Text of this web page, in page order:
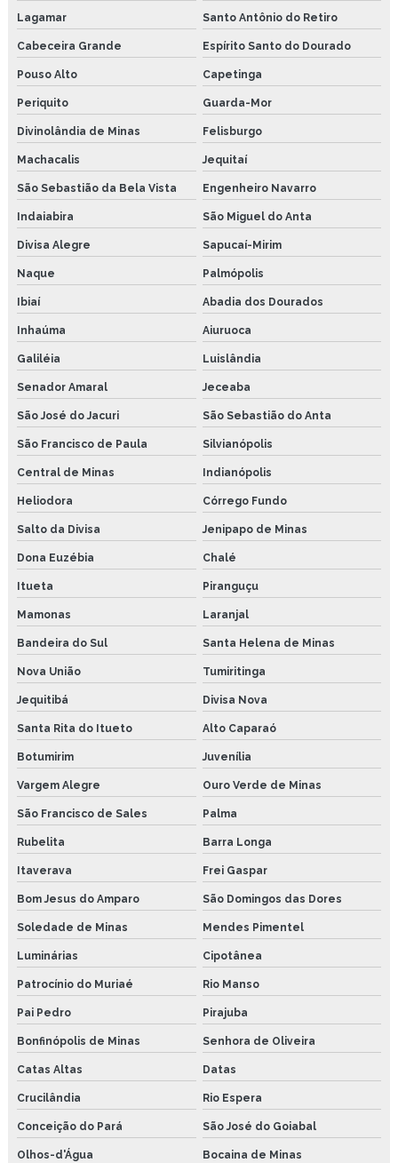
Lagamar Santo Antônio do Retiro
Cabeceira Grande Espírito Santo do Dourado
Pouso Alto Capetinga
Periquito Guarda-Mor
Divinolândia de Minas Felisburgo
Machacalis Jequitaí
São Sebastião da Bela Vista Engenheiro Navarro
Indaiabira São Miguel do Anta
Divisa Alegre Sapucaí-Mirim
Naque Palmópolis
Ibiaí Abadia dos Dourados
Inhaúma Aiuruoca
Galiléia Luislândia
Senador Amaral Jeceaba
São José do Jacuri São Sebastião do Anta
São Francisco de Paula Silvianópolis
Central de Minas Indianópolis
Heliodora Córrego Fundo
Salto da Divisa Jenipapo de Minas
Dona Euzébia Chalé
Itueta Piranguçu
Mamonas Laranjal
Bandeira do Sul Santa Helena de Minas
Nova União Tumiritinga
Jequitibá Divisa Nova
Santa Rita do Itueto Alto Caparaó
Botumirim Juvenília
Vargem Alegre Ouro Verde de Minas
São Francisco de Sales Palma
Rubelita Barra Longa
Itaverava Frei Gaspar
Bom Jesus do Amparo São Domingos das Dores
Soledade de Minas Mendes Pimentel
Luminárias Cipotânea
Patrocínio do Muriaé Rio Manso
Pai Pedro Pirajuba
Bonfinópolis de Minas Senhora de Oliveira
Catas Altas Datas
Crucilândia Rio Espera
Conceição do Pará São José do Goiabal
Olhos-d'Água Bocaina de Minas